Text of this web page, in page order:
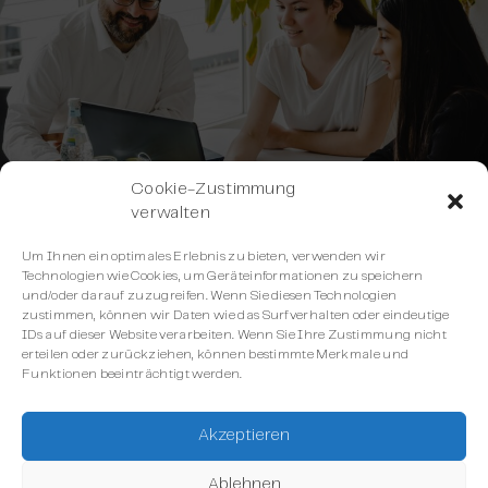
Cookie-Zustimmung
verwalten
Um Ihnen ein optimales Erlebnis zu bieten, verwenden wir
Technologien wie Cookies, um Geräteinformationen zu speichern
und/oder darauf zuzugreifen. Wenn Sie diesen Technologien
zustimmen, können wir Daten wie das Surfverhalten oder eindeutige
IDs auf dieser Website verarbeiten. Wenn Sie Ihre Zustimmung nicht
erteilen oder zurückziehen, können bestimmte Merkmale und
Funktionen beeinträchtigt werden.
Akzeptieren
Ablehnen
Erfahren Sie mehr
zum Erfolg unserer
Kunden
Möchten Sie wissen, wie Unternehmen
verschiedener Branchen und Größen Maileon zur